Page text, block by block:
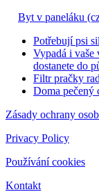
Byt v paneláku
Potřebují psi
Vypadá i vaše
dostanete do
Filtr pračky
Doma pečený
Zásady ochrany
Privacy Policy
Používání cookies
Kontakt